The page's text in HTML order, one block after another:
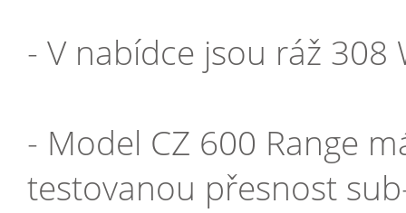
- V nabídce jsou ráž
- Model CZ 600 Range
testovanou přesnost